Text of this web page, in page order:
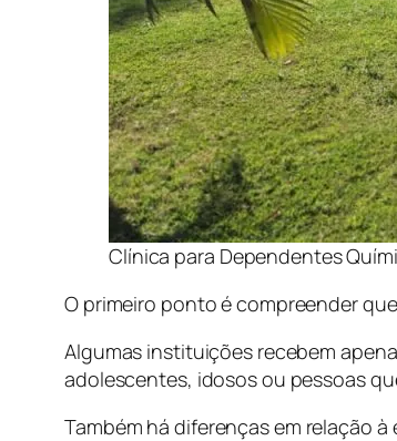
Clínica para Dependentes
O primeiro ponto é compreender
Algumas instituições recebem
adolescentes, idosos ou pessoas
Também há diferenças em relação